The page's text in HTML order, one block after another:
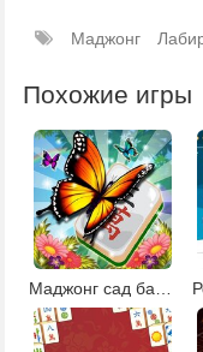
Маджонг
Похожие игры
Маджонг сад бабочек